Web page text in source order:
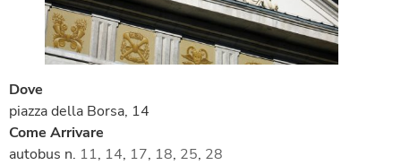
Dove
piazza della Borsa, 14
Come Arrivare
autobus n. 11, 14, 17, 18, 25, 28